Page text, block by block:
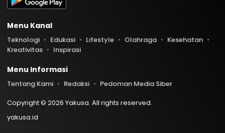
Menu Kanal
Teknologi Edukasi Lifestyle Olahraga
Kesehatan
Kreativitas
Inspirasi
Menu Informasi
Tentang Kami Redaksi
Pedoman Media Siber
Copyright © 2026 Yakusa. All rights reserved.
yakusa.id